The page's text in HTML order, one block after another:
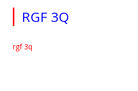
RGF 3Q
rgf 3q